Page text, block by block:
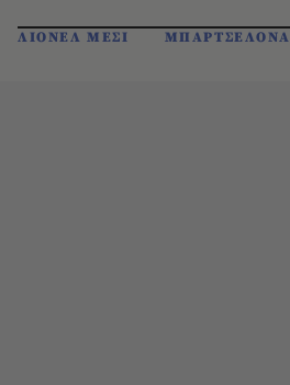
ΛΙΟΝΕΛ ΜΕΣΙ ΜΠΑΡΤΣΕΛΟΝΑ